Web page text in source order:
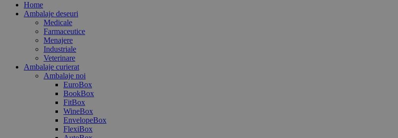
Home
Ambalaje deseuri
Medicale
Farmaceutice
Menajere
Industriale
Veterinare
Ambalaje curierat
Ambalaje noi
EuroBox
BookBox
FitBox
WineBox
EnvelopeBox
FlexiBox